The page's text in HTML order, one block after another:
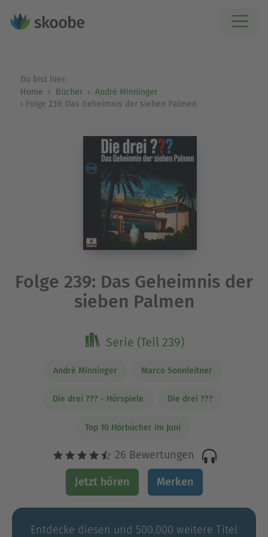
Du bist hier:
Home
Bücher
André Minninger
Folge 239: Das Geheimnis der sieben Palmen
Folge 239: Das Geheimnis der
sieben Palmen
Serie (Teil 239)
André Minninger Marco Sonnleitner
Die drei ??? - Hörspiele Die drei ???
Top 10 Hörbücher im Juni
26 Bewertungen
Jetzt hören Merken
Entdecke diesen und 500.000 weitere Titel